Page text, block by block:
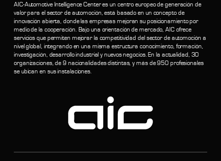
AIC-Automotive Intelligence Center es un centro europeo de generación de
valor para el sector de automoción, está basado en un concepto de
innovación abierta, donde las empresas mejoran su posicionamiento por
medio de la cooperación. Bajo una orientación de mercado, AIC ofrece
servicios que permiten mejorar la competitividad del sector de automoción a
nivel global, integrando en una misma estructura conocimiento, formación,
investigación, desarrollo industrial y nuevos negocios. En la actualidad, 30
organizaciones, de 9 nacionalidades distintas, y más de 950 profesionales
se ubican en sus instalaciones.